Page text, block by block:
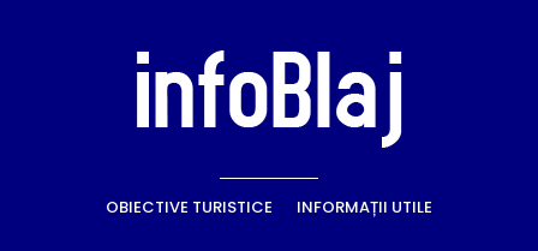
OBIECTIVE TURISTICE INFORMAȚII UTILE